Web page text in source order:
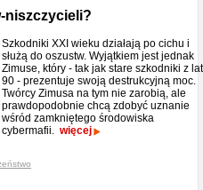
niszczycieli?
Szkodniki XXI wieku działają po cichu i
służą do oszustw. Wyjątkiem jest jednak
Zimuse, który - tak jak stare szkodniki z lat
90 - prezentuje swoją destrukcyjną moc.
Twórcy Zimusa na tym nie zarobią, ale
prawdopodobnie chcą zdobyć uznanie
wśród zamkniętego środowiska
cybermafii. więcej